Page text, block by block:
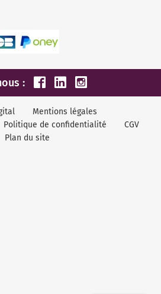
:
Mentions légales
Politique de confidentialité
CGV
Plan du site